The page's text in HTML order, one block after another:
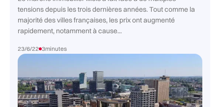
tensions depuis les trois dernières années. Tout comme la
majorité des villes françaises, les prix ont augmenté
rapidement, notamment à cause...
23/6/22 3minutes